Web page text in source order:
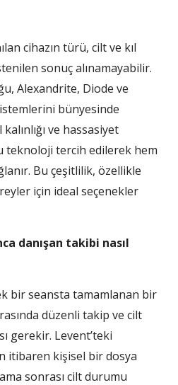
cihazın türü, cilt ve kıl
sonuç alınamayabilir.
Alexandrite, Diode ve
bünyesinde
ve hassasiyet
teknoloji tercih edilerek hem
Bu çeşitlilik, özellikle
için ideal seçenekler
danışan takibi nasıl
bir seansta tamamlanan bir
düzenli takip ve cilt
gerekir. Levent’teki
itibaren kişisel bir dosya
sonrası cilt durumu